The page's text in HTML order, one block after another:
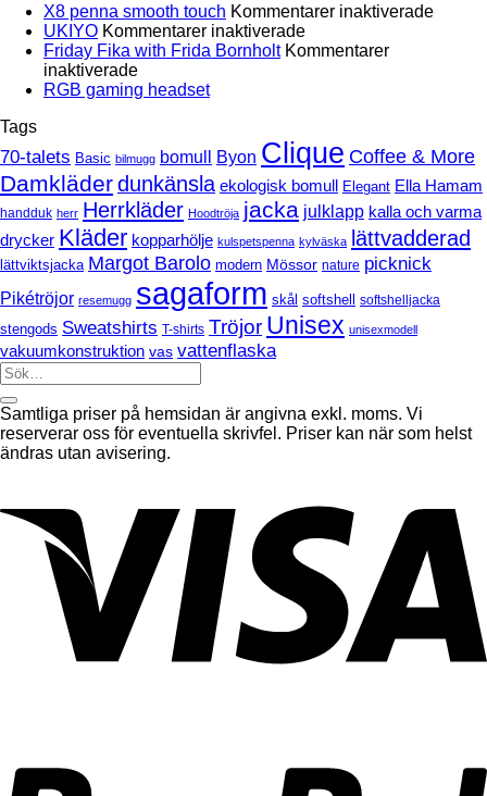
X8 penna smooth touch Kommentarer inaktiveradeför
UKIYO Kommentarer inaktiveradeför
UKIYO
Friday Fika with Frida Bornholt Kommentarer
inaktiveradeför
Friday
Frida
Bornholt
RGB gaming headsetInga
RGB
gaming
headset
Tags
70-talets Basic bilmugg bomull Byon Clique Coffee & More
Damkläderdunkänsla ekologisk bomull Elegant Ella Hamam
handduk herr Herrkläder Hoodtröja jacka julklapp kalla och varma
drycker Kläder kopparhölje kulspetspenna kylväska lättvadderad
lättviktsjacka Margot Barolo modern Mössor nature picknick
Pikétröjor resemugg sagaform skål softshell softshelljacka
stengods Sweatshirts T-shirts Tröjor Unisex unisexmodell
vakuumkonstruktion vas vattenflaska
Samtliga priser på hemsidan är angivna exkl. moms. Vi
reserverar oss för eventuella skrivfel. Priser kan när som helst
ändras utan avisering.